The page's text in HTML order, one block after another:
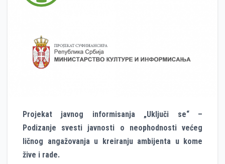
Projekat javnog informisanja „Uključi se“ –
Podizanje svesti javnosti o neophodnosti većeg
ličnog angažovanja u kreiranju ambijenta u kome
žive i rade.